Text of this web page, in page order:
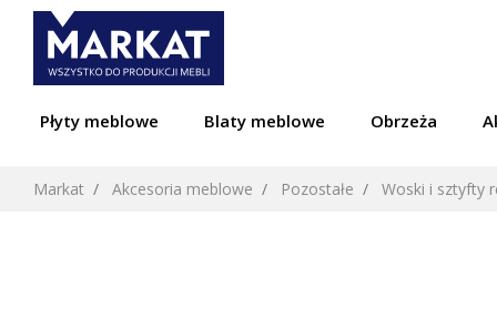
Płyty meblowe Blaty meblowe Obrzeża
Markat Akcesoria meblowe Pozostałe Woski i sztyfty